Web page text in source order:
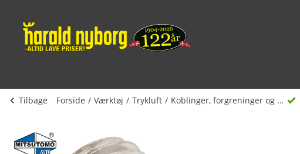
Tilbage Forside Værktøj Trykluft Koblinger, forgreninger og nipler